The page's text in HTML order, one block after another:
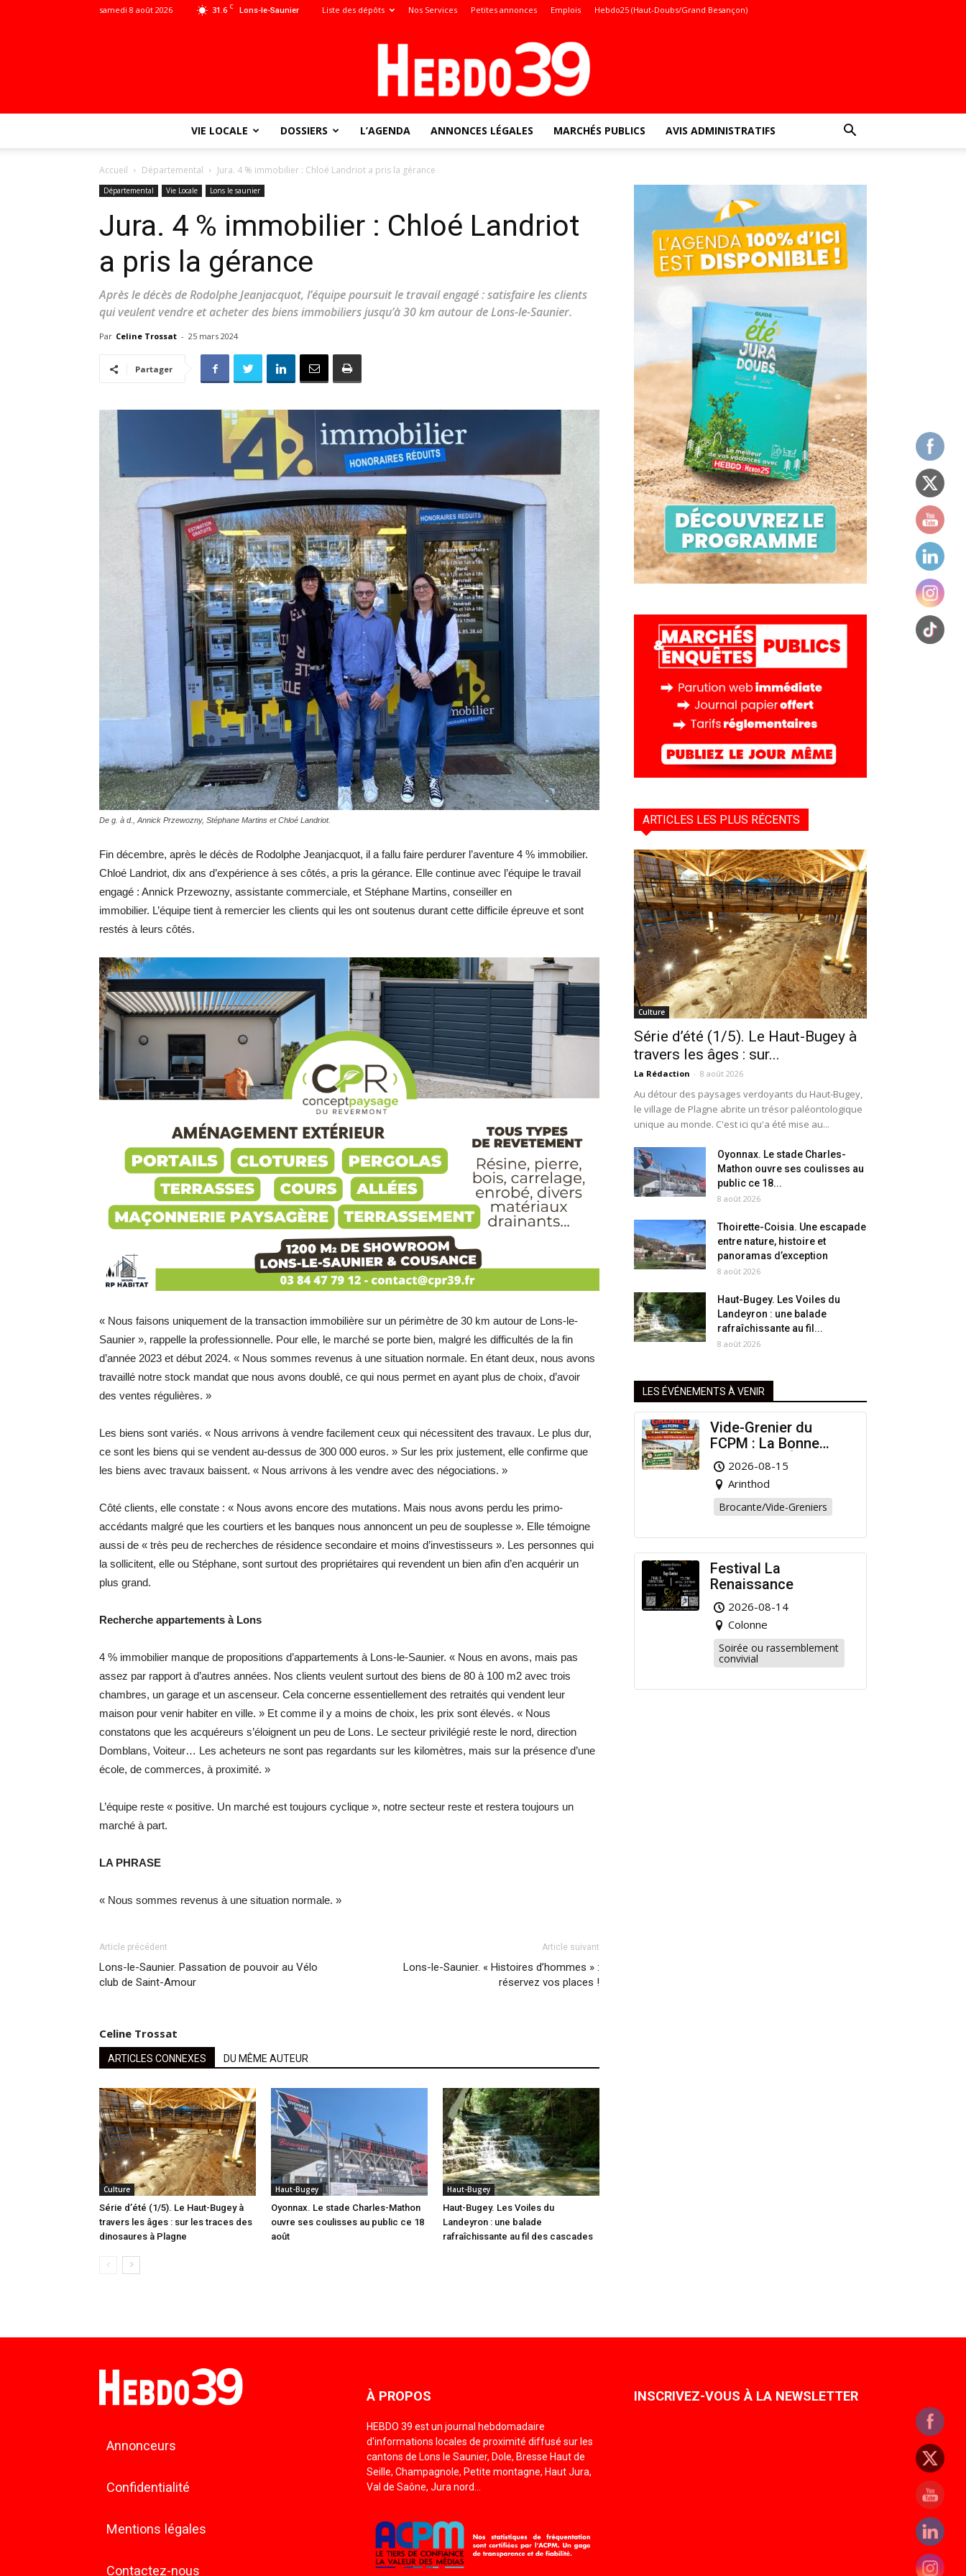
31.6 C Lons-le-Saunier
samedi 8 août 2026 Liste des dépôts Nos Services Petites annonces Emplois Hebdo25 (Haut-Doubs/Grand Besançon)
locale
–
Hebdo39
VIE LOCALE DOSSIERS L’AGENDA ANNONCES LÉGALES MARCHÉS PUBLICS AVIS ADMINISTRATIFS
Accueil Départemental Jura. 4 % immobilier : Chloé Landriot a pris la gérance
Départemental Vie Locale Lons le saunier
Jura. 4 % immobilier : Chloé Landriot
a pris la gérance
Après le décès de Rodolphe Jeanjacquot, l’équipe poursuit le travail engagé : satisfaire les clients
qui veulent vendre et acheter des biens immobiliers jusqu’à 30 km autour de Lons-le-Saunier.
Par Celine Trossat - 25 mars 2024
Partager
De g. à d., Annick Przewozny, Stéphane Martins et Chloé Landriot.
Fin décembre, après le décès de Rodolphe Jeanjacquot, il a fallu faire perdurer l’aventure 4 % immobilier.
Chloé Landriot, dix ans d’expérience à ses côtés, a pris la gérance. Elle continue avec l’équipe le travail
engagé : Annick Przewozny, assistante commerciale, et Stéphane Martins, conseiller en
immobilier. L’équipe tient à remercier les clients qui les ont soutenus durant cette difficile épreuve et sont
restés à leurs côtés.
« Nous faisons uniquement de la transaction immobilière sur un périmètre de 30 km autour de Lons-le-
Saunier », rappelle la professionnelle. Pour elle, le marché se porte bien, malgré les difficultés de la fin
d’année 2023 et début 2024. « Nous sommes revenus à une situation normale. En étant deux, nous avons
travaillé notre stock mandat que nous avons doublé, ce qui nous permet en ayant plus de choix, d’avoir
des ventes régulières. »
Les biens sont variés. « Nous arrivons à vendre facilement ceux qui nécessitent des travaux. Le plus dur,
ce sont les biens qui se vendent au-dessus de 300 000 euros. » Sur les prix justement, elle confirme que
les biens avec travaux baissent. « Nous arrivons à les vendre avec des négociations. »
Côté clients, elle constate : « Nous avons encore des mutations. Mais nous avons perdu les primo-
accédants malgré que les courtiers et les banques nous annoncent un peu de souplesse ». Elle témoigne
aussi de « très peu de recherches de résidence secondaire et moins d’investisseurs ». Les personnes qui
la sollicitent, elle ou Stéphane, sont surtout des propriétaires qui revendent un bien afin d’en acquérir un
plus grand.
Recherche appartements à Lons
4 % immobilier manque de propositions d’appartements à Lons-le-Saunier. « Nous en avons, mais pas
assez par rapport à d’autres années. Nos clients veulent surtout des biens de 80 à 100 m2 avec trois
chambres, un garage et un ascenseur. Cela concerne essentiellement des retraités qui vendent leur
maison pour venir habiter en ville. » Et comme il y a moins de choix, les prix sont élevés. « Nous
constatons que les acquéreurs s’éloignent un peu de Lons. Le secteur privilégié reste le nord, direction
Domblans, Voiteur… Les acheteurs ne sont pas regardants sur les kilomètres, mais sur la présence d’une
école, de commerces, à proximité. »
L’équipe reste « positive. Un marché est toujours cyclique », notre secteur reste et restera toujours un
marché à part.
LA PHRASE
« Nous sommes revenus à une situation normale. »
Article précédent
Lons-le-Saunier. Passation de pouvoir au Vélo
club de Saint-Amour
Article suivant
Lons-le-Saunier. « Histoires d’hommes » :
réservez vos places !
Celine Trossat
ARTICLES CONNEXES DU MÊME AUTEUR
Culture
Série d’été (1/5). Le Haut-Bugey à
travers les âges : sur les traces des
dinosaures à Plagne
Haut-Bugey
Oyonnax. Le stade Charles-Mathon
ouvre ses coulisses au public ce 18
août
Haut-Bugey
Haut-Bugey. Les Voiles du
Landeyron : une balade
rafraîchissante au fil des cascades
ARTICLES LES PLUS RÉCENTS
Culture
Série d’été (1/5). Le Haut-Bugey à
travers les âges : sur...
La Rédaction - 8 août 2026
Au détour des paysages verdoyants du Haut-Bugey,
le village de Plagne abrite un trésor paléontologique
unique au monde. C'est ici qu'a été mise au...
Oyonnax. Le stade Charles-
Mathon ouvre ses coulisses au
public ce 18...
8 août 2026
Thoirette-Coisia. Une escapade
entre nature, histoire et
panoramas d’exception
8 août 2026
Haut-Bugey. Les Voiles du
Landeyron : une balade
rafraîchissante au fil...
8 août 2026
LES ÉVÉNEMENTS À VENIR
Vide-Grenier du
FCPM : La Bonne
Affaire de l’Été à
Arinthod !
2026-08-15
Arinthod
Brocante/Vide-Greniers
Festival La
Renaissance
2026-08-14
Colonne
Soirée ou rassemblement
convivial